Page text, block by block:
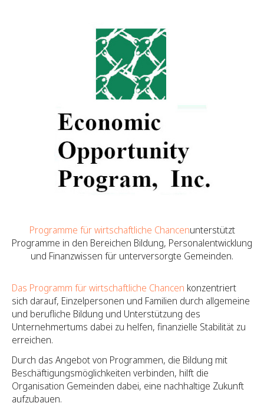
Programme für wirtschaftliche Chancenunterstützt
Programme in den Bereichen Bildung, Personalentwicklung
und Finanzwissen für unterversorgte Gemeinden.
Das Programm für wirtschaftliche Chancen konzentriert
sich darauf, Einzelpersonen und Familien durch allgemeine
und berufliche Bildung und Unterstützung des
Unternehmertums dabei zu helfen, finanzielle Stabilität zu
erreichen.
Durch das Angebot von Programmen, die Bildung mit
Beschäftigungsmöglichkeiten verbinden, hilft die
Organisation Gemeinden dabei, eine nachhaltige Zukunft
aufzubauen.